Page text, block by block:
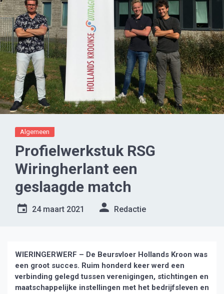
Algemeen
Profielwerkstuk RSG
Wiringherlant een
geslaagde match
24 maart 2021 Redactie
WIERINGERWERF – De Beursvloer Hollands Kroon was
een groot succes. Ruim honderd keer werd een
verbinding gelegd tussen verenigingen, stichtingen en
maatschappelijke instellingen met het bedrijfsleven en